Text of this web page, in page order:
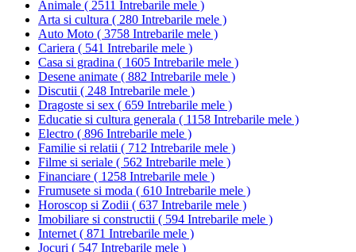
Animale ( 2511 Intrebarile mele )
Arta si cultura ( 280 Intrebarile mele )
Auto Moto ( 3758 Intrebarile mele )
Cariera ( 541 Intrebarile mele )
Casa si gradina ( 1605 Intrebarile mele )
Desene animate ( 882 Intrebarile mele )
Discutii ( 248 Intrebarile mele )
Dragoste si sex ( 659 Intrebarile mele )
Educatie si cultura generala ( 1158 Intrebarile mele )
Electro ( 896 Intrebarile mele )
Familie si relatii ( 712 Intrebarile mele )
Filme si seriale ( 562 Intrebarile mele )
Financiare ( 1258 Intrebarile mele )
Frumusete si moda ( 610 Intrebarile mele )
Horoscop si Zodii ( 637 Intrebarile mele )
Imobiliare si constructii ( 594 Intrebarile mele )
Internet ( 871 Intrebarile mele )
Jocuri ( 547 Intrebarile mele )